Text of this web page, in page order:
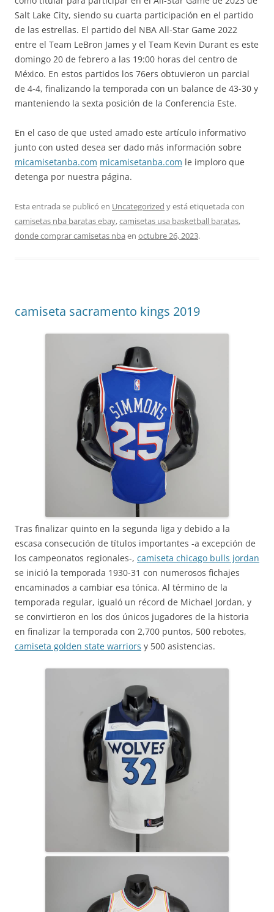
Salt Lake City, siendo su cuarta participación en el partido
de las estrellas. El partido del NBA All-Star Game 2022
entre el Team LeBron James y el Team Kevin Durant es este
domingo 20 de febrero a las 19:00 horas del centro de
México. En estos partidos los 76ers obtuvieron un parcial
de 4-4, finalizando la temporada con un balance de 43-30 y
manteniendo la sexta posición de la Conferencia Este.
En el caso de que usted amado este artículo informativo
junto con usted desea ser dado más información sobre
micamisetanba.com micamisetanba.com le imploro que
detenga por nuestra página.
Esta entrada se publicó en Uncategorized y está etiquetada con
camisetas nba baratas ebay,camisetas usa basketball baratas,
donde comprar camisetas nba en octubre 26, 2023.
camiseta sacramento kings 2019
Tras finalizar quinto en la segunda liga y debido a la
escasa consecución de títulos importantes -a excepción de
los campeonatos regionales-, camiseta chicago bulls jordan
se inició la temporada 1930-31 con numerosos fichajes
encaminados a cambiar esa tónica. Al término de la
temporada regular, igualó un récord de Michael Jordan, y
se convirtieron en los dos únicos jugadores de la historia
en finalizar la temporada con 2,700 puntos, 500 rebotes,
camiseta golden state warriors y 500 asistencias.